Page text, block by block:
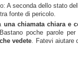
A seconda dello stato
fonte di pericolo.
una chiamata chiara e
poche parole
vedete. Fatevi aiutare